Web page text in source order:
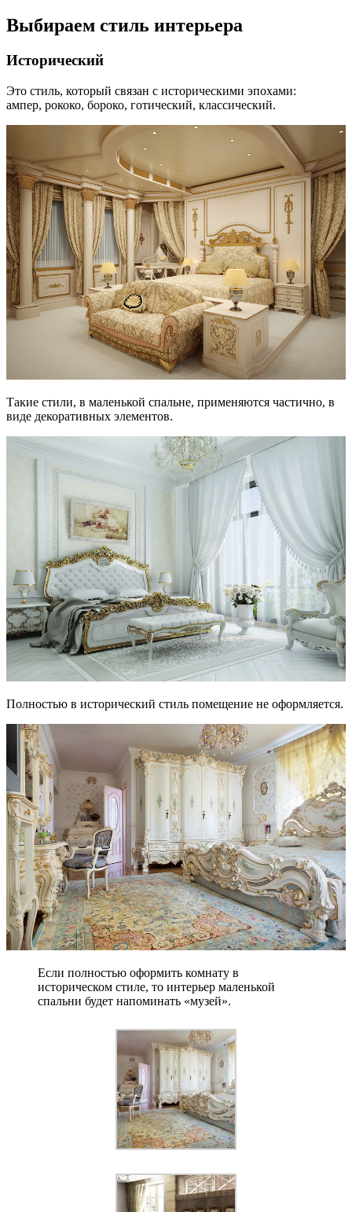
Выбираем стиль интерьера
Исторический
Это стиль, который связан с историческими эпохами:
ампер, рококо, бороко, готический, классический.
Такие стили, в маленькой спальне, применяются частично, в
виде декоративных элементов.
Полностью в исторический стиль помещение не оформляется.
Если полностью оформить комнату в
историческом стиле, то интерьер маленькой
спальни будет напоминать «музей».